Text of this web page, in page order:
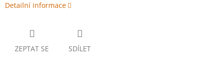
Detailní informace
ZEPTAT SE SDÍLET